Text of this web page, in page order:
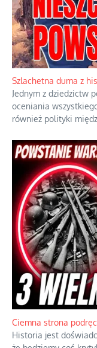
Ekspresowy kurs
Dramatyczne skutki
Szlachetna duma z
Jednym z dziedzictw
oceniania
również polityki